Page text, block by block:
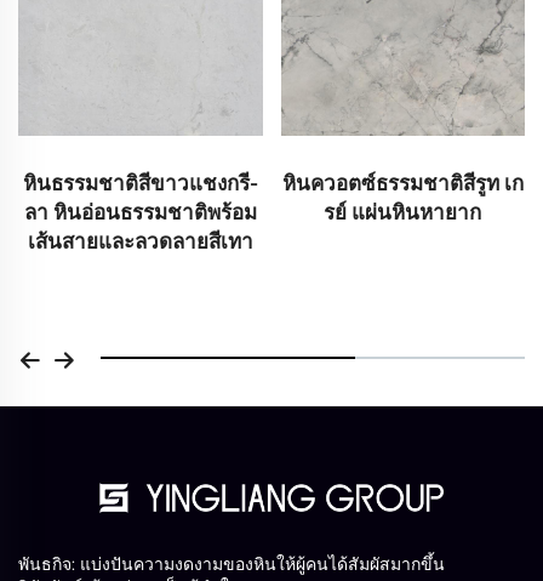
หินธรรมชาติสีขาวแชงกรี-
ลา หินอ่อนธรรมชาติพร้อม
เส้นสายและลวดลายสีเทา
หินควอตซ์ธรรมชาติสีรูท เก
รย์ แผ่นหินหายาก
พันธกิจ: แบ่งปันความงดงามของหินให้ผู้คนได้สัมผัสมากขึ้น